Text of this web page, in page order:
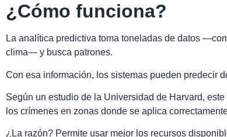
¿Cómo funciona?
La analítica predictiva toma toneladas de datos
clima— y busca patrones.
Con esa información, los sistemas pueden predecir
Según un estudio de la Universidad de Harvard,
los crímenes en zonas donde se aplica
¿La razón? Permite usar mejor los recursos